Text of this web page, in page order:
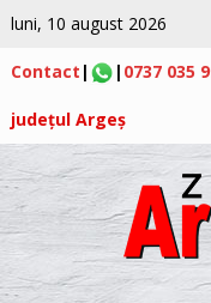
luni, 10 august 2026
Contact | | 0737 035
județul Argeș